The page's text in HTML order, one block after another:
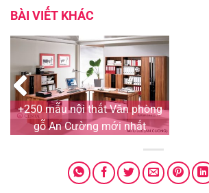
BÀI VIẾT KHÁC
+250 mẫu nội thất Văn phòng
gỗ An Cường mới nhất